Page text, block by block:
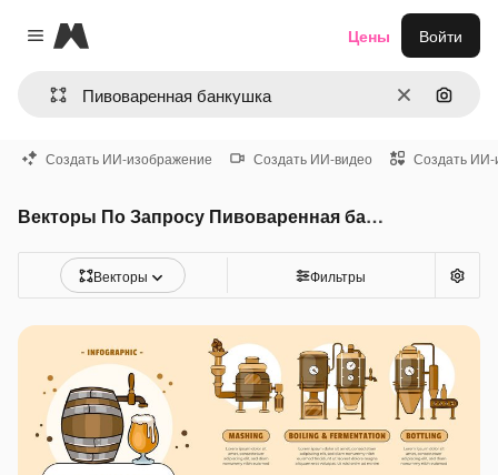
Close menu
Magnific
ОчиститьПоиск
Цены Войти
Создать ИИ-изображение Создать ИИ-видео Создать ИИ-
Векторы По Запросу Пивоваренная банкушка
Векторы Фильтры